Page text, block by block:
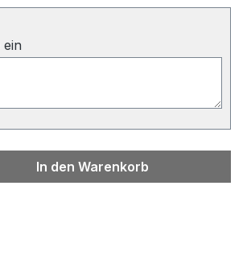
ein
den gewünschten Wert
In den Warenkorb